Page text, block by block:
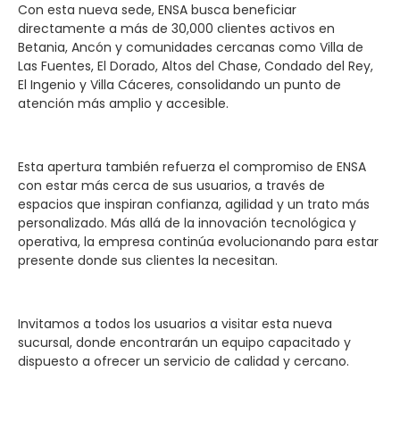
Con esta nueva sede, ENSA busca beneficiar
directamente a más de 30,000 clientes activos en
Betania, Ancón y comunidades cercanas como Villa de
Las Fuentes, El Dorado, Altos del Chase, Condado del Rey,
El Ingenio y Villa Cáceres, consolidando un punto de
atención más amplio y accesible.
Esta apertura también refuerza el compromiso de ENSA
con estar más cerca de sus usuarios, a través de
espacios que inspiran confianza, agilidad y un trato más
personalizado. Más allá de la innovación tecnológica y
operativa, la empresa continúa evolucionando para estar
presente donde sus clientes la necesitan.
Invitamos a todos los usuarios a visitar esta nueva
sucursal, donde encontrarán un equipo capacitado y
dispuesto a ofrecer un servicio de calidad y cercano.